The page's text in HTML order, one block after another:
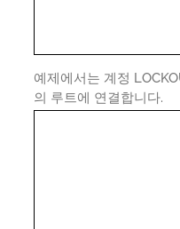
예제에서는 계정
의 루트에 연결합니다.